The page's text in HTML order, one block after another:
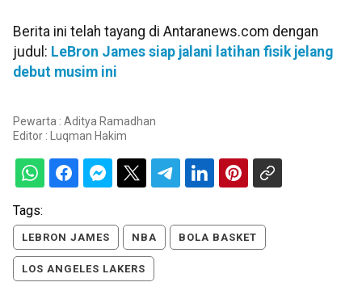
Berita ini telah tayang di Antaranews.com dengan
judul: LeBron James siap jalani latihan fisik jelang
debut musim ini
Pewarta : Aditya Ramadhan
Editor :
Luqman Hakim
Tags:
LEBRON JAMES NBA BOLA BASKET
LOS ANGELES LAKERS